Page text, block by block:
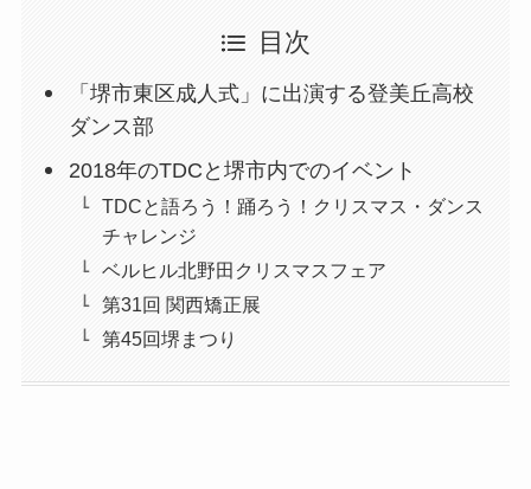
目次
「堺市東区成人式」に出演する登美丘高校
ダンス部
2018年のTDCと堺市内でのイベント
TDCと語ろう！踊ろう！クリスマス・ダンス
チャレンジ
ベルヒル北野田クリスマスフェア
第31回 関西矯正展
第45回堺まつり